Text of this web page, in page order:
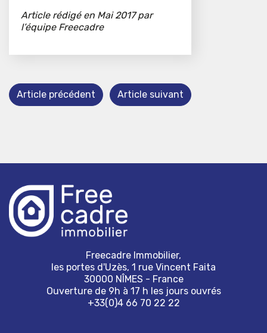
Article rédigé en Mai 2017 par
l’équipe Freecadre
Article précédent Article suivant
Freecadre Immobilier,
les portes d'Uzès, 1 rue Vincent Faita
30000 NÎMES - France
Ouverture de 9h à 17 h les jours ouvrés
+33(0)4 66 70 22 22